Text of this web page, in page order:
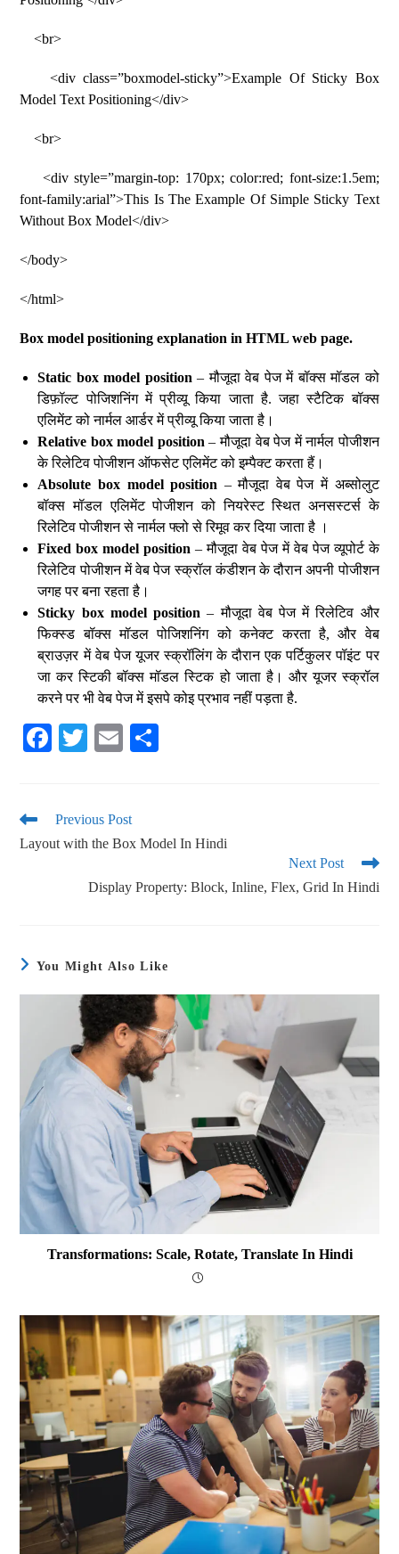
<br>
<div class=”boxmodel-sticky”>Example Of Sticky Box
Model Text Positioning</div>
<br>
<div style=”margin-top: 170px; color:red; font-size:1.5em;
font-family:arial”>This Is The Example Of Simple Sticky Text
Without Box Model</div>
</body>
</html>
Box model positioning explanation in HTML web page.
Static box model position – मौजूदा वेब पेज में बॉक्स मॉडल को
डिफ़ॉल्ट पोजिशनिंग में प्रीव्यू किया जाता है. जहा स्टैटिक बॉक्स
एलिमेंट को नार्मल आर्डर में प्रीव्यू किया जाता है।
Relative box model position – मौजूदा वेब पेज में नार्मल पोजीशन
के रिलेटिव पोजीशन ऑफसेट एलिमेंट को इम्पैक्ट करता हैं।
Absolute box model position – मौजूदा वेब पेज में अब्सोलुट
बॉक्स मॉडल एलिमेंट पोजीशन को नियरेस्ट स्थित अनसस्टर्स के
रिलेटिव पोजीशन से नार्मल फ्लो से रिमूव कर दिया जाता है ।
Fixed box model position – मौजूदा वेब पेज में वेब पेज व्यूपोर्ट के
रिलेटिव पोजीशन में वेब पेज स्क्रॉल कंडीशन के दौरान अपनी पोजीशन
जगह पर बना रहता है।
Sticky box model position – मौजूदा वेब पेज में रिलेटिव और
फिक्स्ड बॉक्स मॉडल पोजिशनिंग को कनेक्ट करता है, और वेब
ब्राउज़र में वेब पेज यूजर स्क्रॉलिंग के दौरान एक पर्टिकुलर पॉइंट पर
जा कर स्टिकी बॉक्स मॉडल स्टिक हो जाता है। और यूजर स्क्रॉल
करने पर भी वेब पेज में इसपे कोइ प्रभाव नहीं पड़ता है.
Fa
ok
T
r
E
Previous Post
Layout with the Box Model In Hindi
Next Post
Display Property: Block, Inline, Flex, Grid In Hindi
You Might Also Like
Transformations: Scale, Rotate, Translate In Hindi